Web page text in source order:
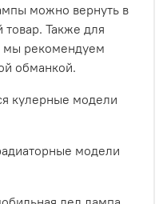
можно вернуть в
Также для
мы рекомендуем
обманкой.
кулерные модели
модели